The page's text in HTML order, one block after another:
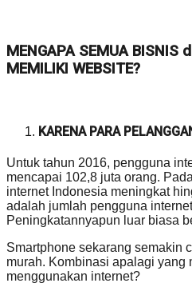
MENGAPA SEMUA BISNIS
MEMILIKI WEBSITE?
KARENA PARA
Untuk tahun 2016, pengguna
mencapai 102,8 juta orang.
internet Indonesia meningkat
adalah jumlah pengguna
Peningkatannyapun luar biasa
Smartphone sekarang semakin
murah. Kombinasi apalagi yang
menggunakan internet?